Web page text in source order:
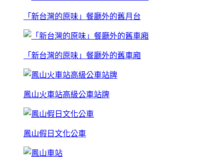
「新台灣的原味」餐廳外的舊月台
「新台灣的原味」餐廳外的舊車廂
鳳山火車站高級公車站牌
鳳山假日文化公車